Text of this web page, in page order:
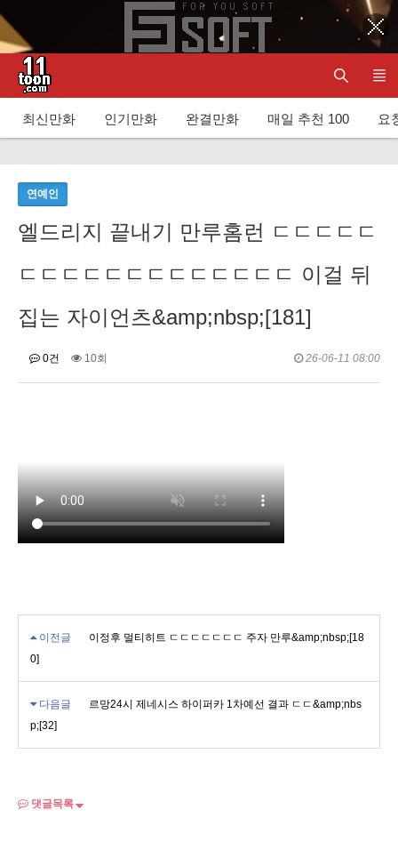
최신만화 인기만화 완결만화 매일 추천 100 요
연예인
엘드리지 끝내기 만루홈런 ㄷㄷㄷㄷㄷ
ㄷㄷㄷㄷㄷㄷㄷㄷㄷㄷㄷㄷㄷ 이걸 뒤
집는 자이언츠&amp;nbsp;[181]
0건 10회 26-06-11 08:00
이전글
이정후 멀티히트 ㄷㄷㄷㄷㄷㄷㄷ 주자 만루&amp;nbsp;[18
0]
다음글
르망24시 제네시스 하이퍼카 1차예선 결과 ㄷㄷ&amp;nbs
p;[32]
댓글목록